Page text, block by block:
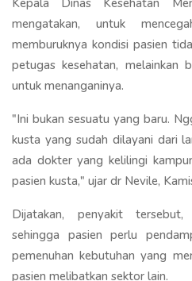
mengatakan, untuk
memburuknya kondisi pasien
petugas kesehatan, melainkan
untuk menanganinya.
"Ini bukan sesuatu yang baru.
kusta yang sudah dilayani dari
ada dokter yang kelilingi
pasien kusta," ujar dr Nevile,
Dijatakan, penyakit
sehingga pasien perlu
pemenuhan kebutuhan yang
pasien melibatkan sektor lain.